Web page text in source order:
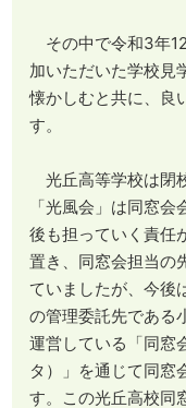
その中で令和3年
加いただいた学校見
懐かしむと共に、良
す。
光丘高等学校は閉
「光風会」は同窓
後も担っていく責任
置き、同窓会担当の
ていましたが、今後
の管理委託先である
運営している「同窓
タ）」を通じて同窓
す。この光丘高校同